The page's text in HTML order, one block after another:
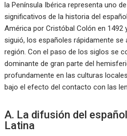
la Península Ibérica representa uno
significativos de la historia del
América por Cristóbal Colón en 1492
siguió, los españoles rápidamente se
región. Con el paso de los siglos se
dominante de gran parte del
profundamente en las culturas
bajo el efecto del contacto con las
A. La difusión del
Latina